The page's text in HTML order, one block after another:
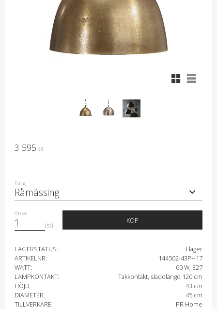
Rutnätsvy
Listvy
3 595 KR
Färg
Antal
st
KÖP
LAGERSTATUS
I lager
ARTIKELNR
144502-43PH17
WATT
60 W, E27
LAMPKONTAKT
Takkontakt, sladdlängd 120 cm
HÖJD
43 cm
DIAMETER
45 cm
TILLVERKARE
PR Home